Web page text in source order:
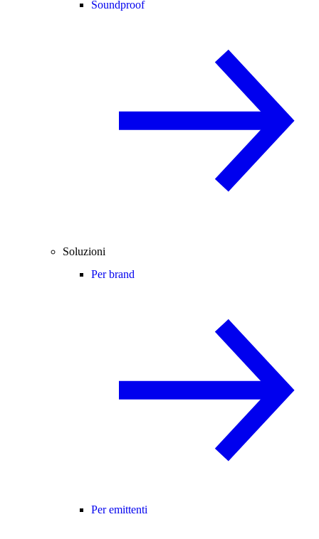
Soundproof
Soluzioni
Per brand
Per emittenti